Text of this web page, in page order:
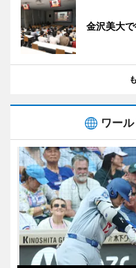
金沢美大
ワー